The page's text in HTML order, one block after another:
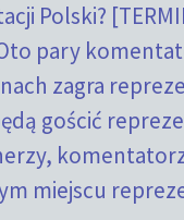
Polski?
pary
zagra
gościć
miejscu